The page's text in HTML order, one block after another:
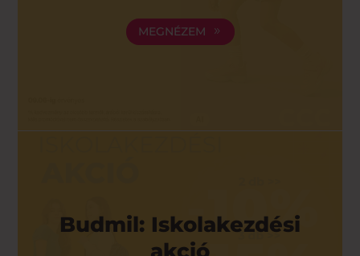
MEGNÉZEM
Budmil: Iskolakezdési